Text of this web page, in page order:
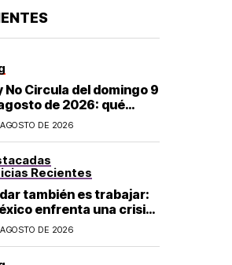
No Circula del domingo 9
de 2026: qué
descansan y no
oficiales
DE 2026
Recientes
también es trabajar:
enfrenta una crisis
DE 2026